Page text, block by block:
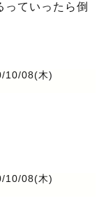
っていったら倒
10/08(木)
10/08(木)